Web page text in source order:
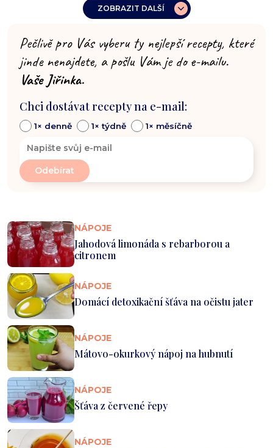
ZOBRAZIT DALŠÍ
Pečlivě pro Vás vyberu ty nejlepší recepty, které
jinde nenajdete, a pošlu Vám je do e-mailu.
Vaše Jiřinka.
Chci dostávat recepty na e-mail:
1× denně 1× týdně 1× měsíčně
NÁPOJE
Jahodová limonáda s rebarborou a
citronem
NÁPOJE
Domácí detoxikační šťáva na očistu jater
NÁPOJE
Mátovo-okurkový nápoj na hubnutí
NÁPOJE
Šťáva z červené řepy
NÁPOJE